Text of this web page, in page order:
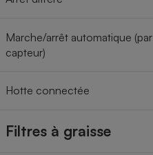
Marche/arrêt automatique (par
capteur)
Hotte connectée
Filtres à graisse